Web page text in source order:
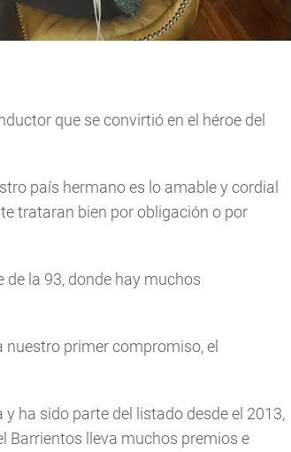
que se convirtió en el héroe del
país hermano es lo amable y cordial
trataran bien por obligación o por
la 93, donde hay muchos
nuestro primer compromiso, el
ha sido parte del listado desde el 2013,
Barrientos lleva muchos premios e